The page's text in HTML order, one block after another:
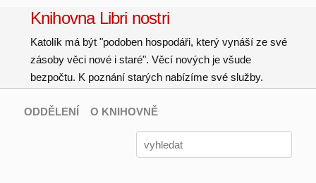
Knihovna Libri nostri
Katolík má být "podoben hospodáři, který vynáší ze své
zásoby věci nové i staré". Věcí nových je všude
bezpočtu. K poznání starých nabízíme své služby.
ODDĚLENÍ O KNIHOVNĚ